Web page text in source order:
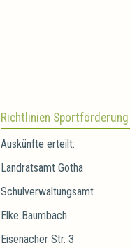
Richtlinien Sportförderung
Auskünfte erteilt:
Landratsamt Gotha
Schulverwaltungsamt
Elke Baumbach
Eisenacher Str. 3